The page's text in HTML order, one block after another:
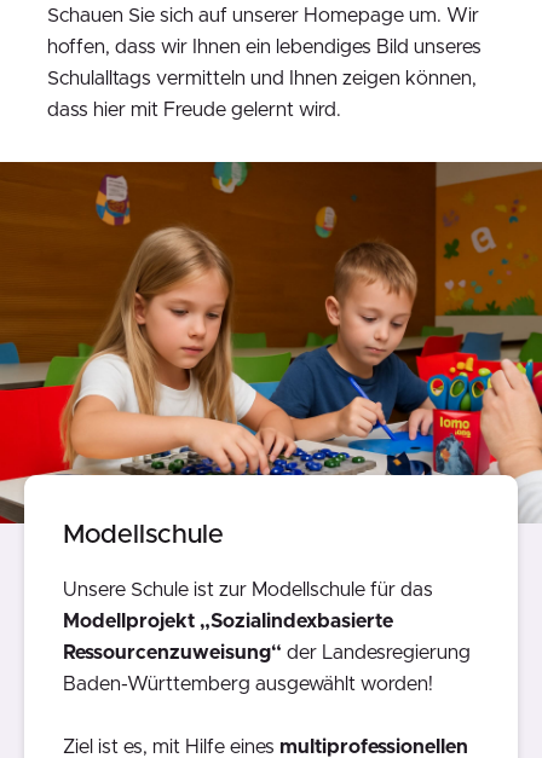
Schauen Sie sich auf unserer Homepage um. Wir
hoffen, dass wir Ihnen ein lebendiges Bild unseres
Schulalltags vermitteln und Ihnen zeigen können,
dass hier mit Freude gelernt wird.
Modellschule
Unsere Schule ist zur Modellschule für das
Modellprojekt „Sozialindexbasierte
Ressourcenzuweisung“ der Landesregierung
Baden-Württemberg ausgewählt worden!
Ziel ist es, mit Hilfe eines multiprofessionellen